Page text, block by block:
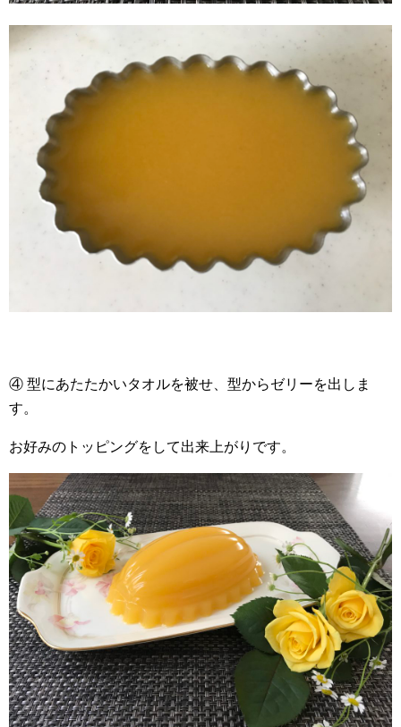
④ 型にあたたかいタオルを被せ、型からゼリーを出しま
す。
お好みのトッピングをして出来上がりです。